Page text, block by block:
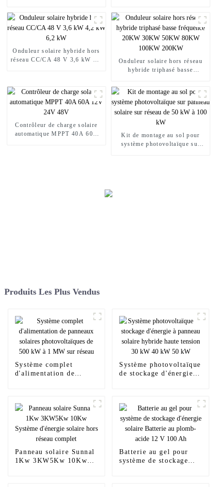
Onduleur solaire hybride hors
réseau CC/CA 48 V 3,6 kW 4,2
Onduleur solaire hors réseau
hybride triphasé basse
Contrôleur de charge solaire
automatique MPPT 40A 60A
Kit de montage au sol pour
système photovoltaïque sur
Produits Les Plus Vendus
Système complet
d'alimentation de
Système photovoltaïque
de stockage d'énergie à
Panneau solaire Sunnal
1Kw 3KW5Kw 10Kw
Batterie au gel pour
système de stockage